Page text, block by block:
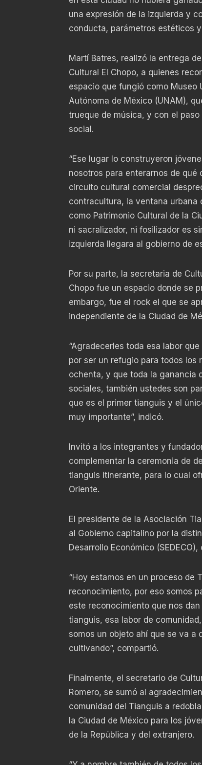
una expresión de la izquierda y
conducta, parámetros estéticos
Martí Batres, realizó la entrega
Cultural El Chopo, a quienes
espacio que fungió como Museo
Autónoma de México (UNAM),
trueque de música, y con el
social.
“Ese lugar lo construyeron
nosotros para enterarnos de
circuito cultural comercial
contracultura, la ventana
como Patrimonio Cultural de la
ni sacralizador, ni fosilizador es
izquierda llegara al gobierno de
Por su parte, la secretaria de
Chopo fue un espacio donde se
embargo, fue el rock el que se
independiente de la Ciudad de
“Agradecerles toda esa labor
por ser un refugio para todos los
ochenta, y que toda la ganancia
sociales, también ustedes son
que es el primer tianguis y el
muy importante”, indicó.
Invitó a los integrantes y
complementar la ceremonia de
tianguis itinerante, para lo cual
Oriente.
El presidente de la Asociación
al Gobierno capitalino por la
Desarrollo Económico
“Hoy estamos en un proceso de
reconocimiento, por eso somos
este reconocimiento que nos
tianguis, esa labor de
somos un objeto ahí que se va a
cultivando”, compartió.
Finalmente, el secretario de
Romero, se sumó al
comunidad del Tianguis a
la Ciudad de México para los
de la República y del extranjero.